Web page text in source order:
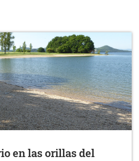
en las orillas del